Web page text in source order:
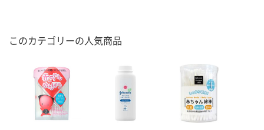
このカテゴリーの人気商品